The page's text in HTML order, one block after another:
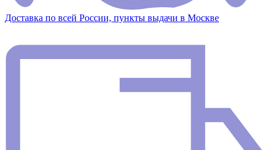
Доставка по всей России, пункты выдачи в Москве